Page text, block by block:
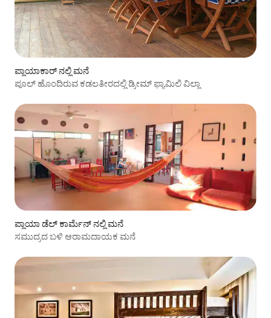
ಪ್ಲಾಯಾಕಾರ್ ನಲ್ಲಿ ಮನೆ
ಪೂಲ್ ಹೊಂದಿರುವ ಕಡಲತೀರದಲ್ಲಿ ಡ್ರೀಮ್ ಫ್ಯಾಮಿಲಿ ವಿಲ್ಲಾ
ಪ್ಲಾಯಾ ಡೆಲ್ ಕಾರ್ಮೆನ್ ನಲ್ಲಿ ಮನೆ
ಸಮುದ್ರದ ಬಳಿ ಆರಾಮದಾಯಕ ಮನೆ